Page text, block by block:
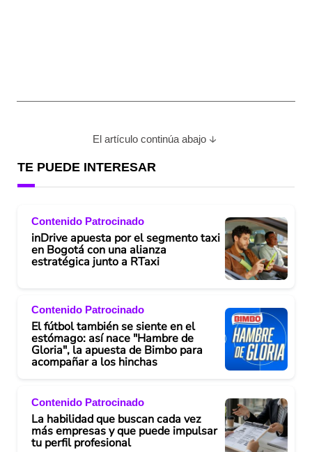
El artículo continúa abajo
TE PUEDE INTERESAR
Contenido Patrocinado
inDrive apuesta por el segmento taxi
en Bogotá con una alianza
estratégica junto a RTaxi
Contenido Patrocinado
El fútbol también se siente en el
estómago: así nace "Hambre de
Gloria", la apuesta de Bimbo para
acompañar a los hinchas
Contenido Patrocinado
La habilidad que buscan cada vez
más empresas y que puede impulsar
tu perfil profesional